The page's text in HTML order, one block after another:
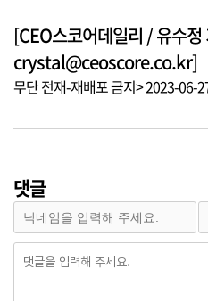
[CEO스코어데일리 / 유수정
crystal@ceoscore.co.kr]
무단 전재-재배포 금지> 2023-06-
댓글